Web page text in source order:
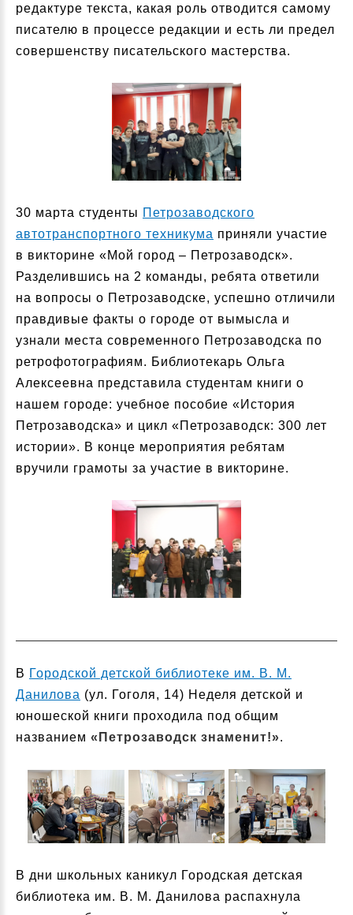
редактуре текста, какая роль отводится самому
писателю в процессе редакции и есть ли предел
совершенству писательского мастерства.
30 марта студенты Петрозаводского
автотранспортного техникума приняли участие
в викторине «Мой город – Петрозаводск».
Разделившись на 2 команды, ребята ответили
на вопросы о Петрозаводске, успешно отличили
правдивые факты о городе от вымысла и
узнали места современного Петрозаводска по
ретрофотографиям. Библиотекарь Ольга
Алексеевна представила студентам книги о
нашем городе: учебное пособие «История
Петрозаводска» и цикл «Петрозаводск: 300 лет
истории». В конце мероприятия ребятам
вручили грамоты за участие в викторине.
В Городской детской библиотеке им. В. М.
Данилова (ул. Гоголя, 14) Неделя детской и
юношеской книги проходила под общим
названием «Петрозаводск знаменит!».
В дни школьных каникул Городская детская
библиотека им. В. М. Данилова распахнула